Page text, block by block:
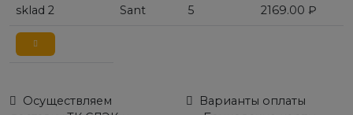
sklad 2 Sant 5 2169.00 ₽
Осуществляем
Варианты оплаты